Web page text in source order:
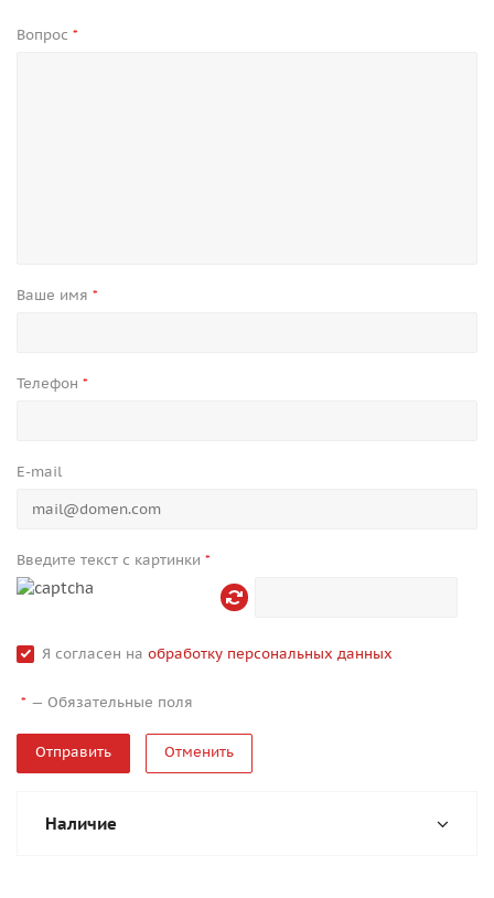
Вопрос *
Ваше имя *
Телефон *
E-mail
Введите текст с картинки *
Я согласен на обработку персональных данных
* — Обязательные поля
Отменить
Наличие